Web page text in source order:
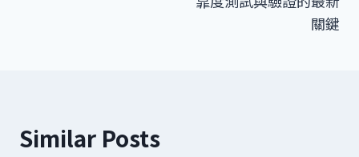
關鍵
Similar Posts